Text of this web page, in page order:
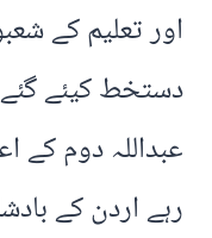
اور تعلیم کے
دستخط کیئے
عبداللہ دوم کے
رہے اردن کے